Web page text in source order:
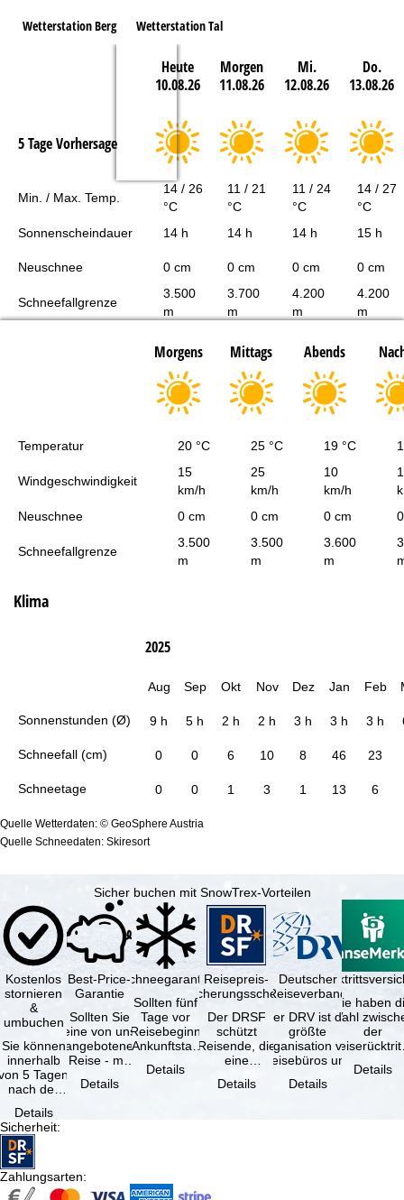
Wetterstation Berg Wetterstation Tal
Heute
10.08.26
Morgen
11.08.26
Mi.
12.08.26
Do.
13.08.26
5 Tage Vorhersage
Min. / Max. Temp.
14 / 26
°C
11 / 21
°C
11 / 24
°C
14 / 27
°C
Sonnenscheindauer
14 h 14 h 14 h 15 h
Neuschnee 0 cm 0 cm 0 cm 0 cm
Schneefallgrenze
3.500
m
3.700
m
4.200
m
4.200
m
Morgens Mittags Abends
Temperatur 20 °C 25 °C 19 °C
Windgeschwindigkeit
15
km/h
25
km/h
10
km/h
Neuschnee
0 cm 0 cm 0 cm
Schneefallgrenze
3.500
m
3.500
m
3.600
m
Klima
Sonnenstunden (Ø)
Schneefall (cm)
Schneetage
2025
Aug Sep Okt Nov Dez Jan Feb
9 h 5 h 2 h 2 h 3 h 3 h 3 h
0 0 6 10 8 46 23
0 0 1 3 1 13 6
Quelle Wetterdaten: © GeoSphere Austria
Quelle Schneedaten: Skiresort
Sicher buchen mit SnowTrex-Vorteilen
Kostenlos
stornieren
&
umbuchen
Sie können
innerhalb
5 Tagen
nach der
kostenfrei
…
Details
Best-Price-
Garantie
Sollten Sie
eine von uns
angebotene
Reise - mit
Verfügbarkeit
Details
Schneegarantie
Sollten fünf
Tage vor
Reisebeginn
(Ankunftstag)
Schneemangel
Details
Reisepreis-
Sicherungsschein
Der DRSF
schützt
Reisende, die
eine
oder
Details
Deutscher
Reiseverband
Der DRV ist die
größte
Organisation von
Reisebüros und
Reiseveranstaltern
in …
Details
Sie haben
Wahl
der
(inklusive
Details
Sicherheit:
Zahlungsarten: